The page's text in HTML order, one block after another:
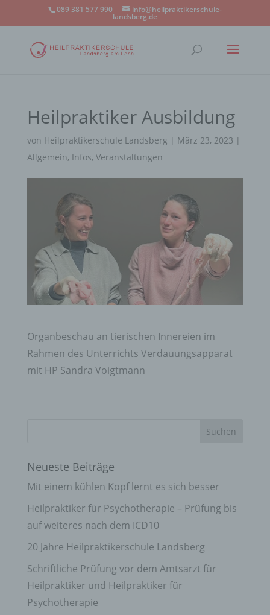
089 381 577 990 info@heilpraktikerschule-
landsberg.de
Heilpraktiker Ausbildung
von Heilpraktikerschule Landsberg | März 23, 2023 |
Allgemein, Infos, Veranstaltungen
Organbeschau an tierischen Innereien im
Rahmen des Unterrichts Verdauungsapparat
mit HP Sandra Voigtmann
Neueste Beiträge
Mit einem kühlen Kopf lernt es sich besser
Heilpraktiker für Psychotherapie – Prüfung bis
auf weiteres nach dem ICD10
20 Jahre Heilpraktikerschule Landsberg
Schriftliche Prüfung vor dem Amtsarzt für
Heilpraktiker und Heilpraktiker für
Psychotherapie